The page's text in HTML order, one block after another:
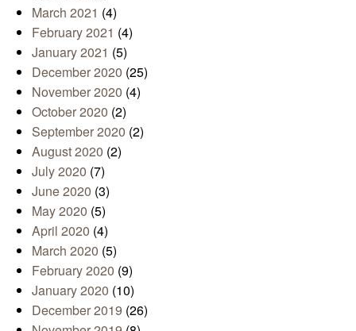
March 2021 (4)
February 2021 (4)
January 2021 (5)
December 2020 (25)
November 2020 (4)
October 2020 (2)
September 2020 (2)
August 2020 (2)
July 2020 (7)
June 2020 (3)
May 2020 (5)
April 2020 (4)
March 2020 (5)
February 2020 (9)
January 2020 (10)
December 2019 (26)